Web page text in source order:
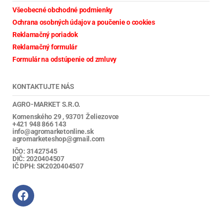
Všeobecné obchodné podmienky
Ochrana osobných údajov a poučenie o cookies
Reklamačný poriadok
Reklamačný formulár
Formulár na odstúpenie od zmluvy
KONTAKTUJTE NÁS
AGRO-MARKET S.R.O.
Komenského 29 , 93701 Želiezovce
+421 948 866 143
info@agromarketonline.sk
agromarketeshop@gmail.com
IČO: 31427545
DIČ: 2020404507
IČ DPH: SK2020404507